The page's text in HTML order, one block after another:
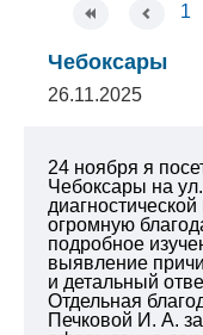
1
Чебоксары
26.11.2025
24 ноября я
Чебоксары на
огромную
подробное
выявление
и детальный
Отдельная
Печковой И. А.